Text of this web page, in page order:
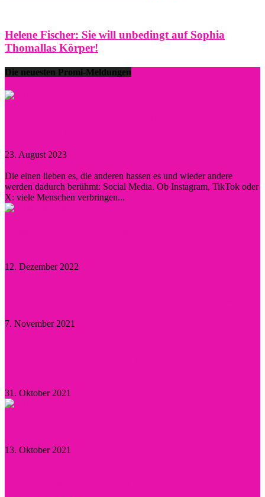
Helene Fischer: Sie will unbedingt auf Sophia
Thomallas Körper!
Die neuesten Promi-Meldungen
23. August 2023
Die einen lieben es, die anderen hassen es und wieder andere
werden dadurch berühmt: Social Media. Ob Instagram, TikTok oder
X: viele Menschen verbringen...
12. Dezember 2022
7. November 2021
31. Oktober 2021
13. Oktober 2021